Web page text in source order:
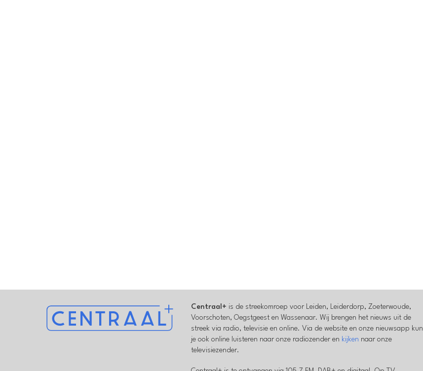
Centraal+ is de streekomroep voor Leiden, Leiderdorp, Zoeterwoude,
Voorschoten, Oegstgeest en Wassenaar. Wij brengen het nieuws uit de
streek via radio, televisie en online. Via de website en onze nieuwsapp kun
je ook online luisteren naar onze radiozender en kijken naar onze
televisiezender.